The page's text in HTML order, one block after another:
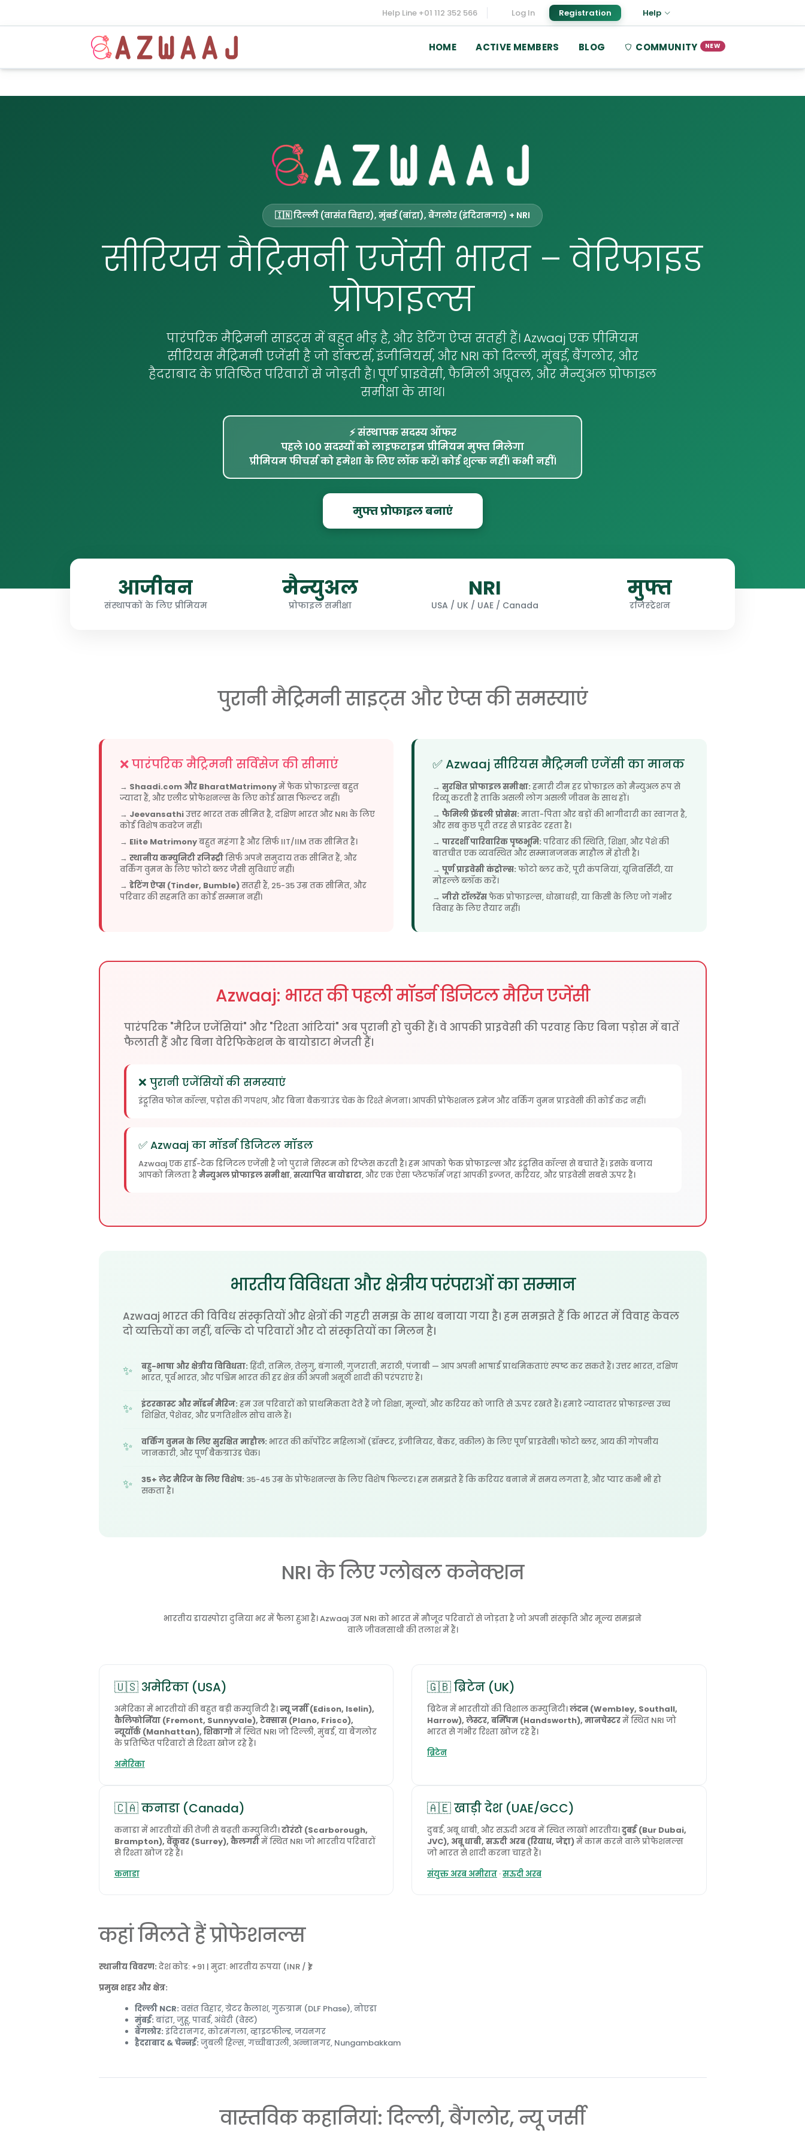
Help Line +01 112 352 566 Log In Registration Help
HOME ACTIVE MEMBERS BLOG COMMUNITY NEW
🇮🇳 दिल्ली (वासंत विहार), मुंबई (बांद्रा), बैंगलोर (इंदिरानगर) + NRI
सीरियस मैट्रिमनी एजेंसी भारत – वेरिफाइड
प्रोफाइल्स
पारंपरिक मैट्रिमनी साइट्स में बहुत भीड़ है, और डेटिंग ऐप्स सतही हैं। Azwaaj एक प्रीमियम
सीरियस मैट्रिमनी एजेंसी है जो डॉक्टर्स, इंजीनियर्स, और NRI को दिल्ली, मुंबई, बैंगलोर, और
हैदराबाद के प्रतिष्ठित परिवारों से जोड़ती है। पूर्ण प्राइवेसी, फैमिली अप्रूवल, और मैन्युअल प्रोफाइल
समीक्षा के साथ।
⚡ संस्थापक सदस्य ऑफर
पहले 100 सदस्यों को लाइफटाइम प्रीमियम मुफ्त मिलेगा
प्रीमियम फीचर्स को हमेशा के लिए लॉक करें। कोई शुल्क नहीं। कभी नहीं।
मुफ्त प्रोफाइल बनाएं
आजीवन
संस्थापकों के लिए प्रीमियम
मैन्युअल
प्रोफाइल समीक्षा
NRI
USA / UK / UAE / Canada
मुफ्त
रजिस्ट्रेशन
पुरानी मैट्रिमनी साइट्स और ऐप्स की समस्याएं
❌ पारंपरिक मैट्रिमनी सर्विसेज की सीमाएं
→ Shaadi.com और BharatMatrimonyमें फेक प्रोफाइल्स बहुत
ज्यादा हैं, और एलीट प्रोफेशनल्स के लिए कोई खास फिल्टर नहीं।
→ Jeevansathiउत्तर भारत तक सीमित है, दक्षिण भारत और NRI के लिए
कोई विशेष कवरेज नहीं।
→ Elite Matrimonyबहुत महंगा है और सिर्फ IIT/IIM तक सीमित है।
→ स्थानीय कम्युनिटी रजिस्ट्रीसिर्फ अपने समुदाय तक सीमित हैं, और
वर्किंग वुमन के लिए फोटो ब्लर जैसी सुविधाएं नहीं।
→ डेटिंग ऐप्स (Tinder, Bumble)सतही हैं, 25-35 उम्र तक सीमित, और
परिवार की सहमति का कोई सम्मान नहीं।
✅ Azwaaj सीरियस मैट्रिमनी एजेंसी का मानक
→ सुरक्षित प्रोफाइल समीक्षा: हमारी टीम हर प्रोफाइल को मैन्युअल रूप से
रिव्यू करती है ताकि असली लोग असली जीवन के साथ हों।
→ फैमिली फ्रेंडली प्रोसेस: माता-पिता और बड़ों की भागीदारी का स्वागत है,
और सब कुछ पूरी तरह से प्राइवेट रहता है।
→ पारदर्शी पारिवारिक पृष्ठभूमि: परिवार की स्थिति, शिक्षा, और पेशे की
बातचीत एक व्यवस्थित और सम्मानजनक माहौल में होती है।
→ पूर्ण प्राइवेसी कंट्रोल्स: फोटो ब्लर करें, पूरी कंपनियां, यूनिवर्सिटी, या
मोहल्ले ब्लॉक करें।
→ जीरो टॉलरेंसफेक प्रोफाइल्स, धोखाधड़ी, या किसी के लिए जो गंभीर
विवाह के लिए तैयार नहीं।
Azwaaj: भारत की पहली मॉडर्न डिजिटल मैरिज एजेंसी
पारंपरिक "मैरिज एजेंसियां" और "रिश्ता आंटियां" अब पुरानी हो चुकी हैं। वे आपकी प्राइवेसी की परवाह किए बिना पड़ोस में बातें
फैलाती हैं और बिना वेरिफिकेशन के बायोडाटा भेजती हैं।
❌ पुरानी एजेंसियों की समस्याएं
इंट्रूसिव फोन कॉल्स, पड़ोस की गपशप, और बिना बैकग्राउंड चेक के रिश्ते भेजना। आपकी प्रोफेशनल इमेज और वर्किंग वुमन प्राइवेसी की कोई कद्र नहीं।
✅ Azwaaj का मॉडर्न डिजिटल मॉडल
Azwaaj एक हाई-टेक डिजिटल एजेंसी है जो पुराने सिस्टम को रिप्लेस करती है। हम आपको फेक प्रोफाइल्स और इंट्रूसिव कॉल्स से बचाते हैं। इसके बजाय
आपको मिलता हैमैन्युअल प्रोफाइल समीक्षा,सत्यापित बायोडाटा, और एक ऐसा प्लेटफॉर्म जहां आपकी इज्जत, करियर, और प्राइवेसी सबसे ऊपर है।
भारतीय विविधता और क्षेत्रीय परंपराओं का सम्मान
Azwaaj भारत की विविध संस्कृतियों और क्षेत्रों की गहरी समझ के साथ बनाया गया है। हम समझते हैं कि भारत में विवाह केवल
दो व्यक्तियों का नहीं, बल्कि दो परिवारों और दो संस्कृतियों का मिलन है।
बहु-भाषा और क्षेत्रीय विविधता: हिंदी, तमिल, तेलुगु, बंगाली, गुजराती, मराठी, पंजाबी — आप अपनी भाषाई प्राथमिकताएं स्पष्ट कर सकते हैं। उत्तर भारत, दक्षिण
भारत, पूर्व भारत, और पश्चिम भारत की हर क्षेत्र की अपनी अनूठी शादी की परंपराएं हैं।
इंटरकास्ट और मॉडर्न मैरिज: हम उन परिवारों को प्राथमिकता देते हैं जो शिक्षा, मूल्यों, और करियर को जाति से ऊपर रखते हैं। हमारे ज्यादातर प्रोफाइल्स उच्च
शिक्षित, पेशेवर, और प्रगतिशील सोच वाले हैं।
वर्किंग वुमन के लिए सुरक्षित माहौल: भारत की कॉर्पोरेट महिलाओं (डॉक्टर, इंजीनियर, बैंकर, वकील) के लिए पूर्ण प्राइवेसी। फोटो ब्लर, आय की गोपनीय
जानकारी, और पूर्ण बैकग्राउंड चेक।
35+ लेट मैरिज के लिए विशेष: 35-45 उम्र के प्रोफेशनल्स के लिए विशेष फिल्टर। हम समझते हैं कि करियर बनाने में समय लगता है, और प्यार कभी भी हो
सकता है।
NRI के लिए ग्लोबल कनेक्शन
भारतीय डायस्पोरा दुनिया भर में फैला हुआ है। Azwaaj उन NRI को भारत में मौजूद परिवारों से जोड़ता है जो अपनी संस्कृति और मूल्य समझने
वाले जीवनसाथी की तलाश में हैं।
🇺🇸 अमेरिका (USA)
अमेरिका में भारतीयों की बहुत बड़ी कम्युनिटी है।न्यू जर्सी (Edison, Iselin),
कैलिफोर्निया (Fremont, Sunnyvale), टेक्सास (Plano, Frisco),
न्यूयॉर्क (Manhattan), शिकागोमें स्थित NRI जो दिल्ली, मुंबई, या बैंगलोर
के प्रतिष्ठित परिवारों से रिश्ता खोज रहे हैं।
अमेरिका
🇬🇧 ब्रिटेन (UK)
ब्रिटेन में भारतीयों की विशाल कम्युनिटी।लंदन (Wembley, Southall,
Harrow), लेस्टर, बर्मिंघम (Handsworth), मानचेस्टरमें स्थित NRI जो
भारत से गंभीर रिश्ता खोज रहे हैं।
ब्रिटेन
🇨🇦 कनाडा (Canada)
कनाडा में भारतीयों की तेजी से बढ़ती कम्युनिटी।टोरंटो (Scarborough,
Brampton), वैंकूवर (Surrey), कैलगरीमें स्थित NRI जो भारतीय परिवारों
से रिश्ता खोज रहे हैं।
कनाडा
🇦🇪 खाड़ी देश (UAE/GCC)
दुबई, अबू धाबी, और सऊदी अरब में स्थित लाखों भारतीय।दुबई (Bur Dubai,
JVC), अबू धाबी, सऊदी अरब (रियाध, जेद्दा)में काम करने वाले प्रोफेशनल्स
जो भारत से शादी करना चाहते हैं।
संयुक्त अरब अमीरात ·सऊदी अरब
कहां मिलते हैं प्रोफेशनल्स
स्थानीय विवरण: देश कोड: +91 | मुद्रा: भारतीय रुपया (INR / ₹)
प्रमुख शहर और क्षेत्र:
दिल्ली NCR: वसंत विहार, ग्रेटर कैलाश, गुरुग्राम (DLF Phase), नोएडा
मुंबई: बांद्रा, जुहू, पावई, अंधेरी (वेस्ट)
बैंगलोर: इंदिरानगर, कोरमंगला, व्हाइटफील्ड, जयनगर
हैदराबाद & चेन्नई: जुबली हिल्स, गच्चीबाउली, अन्नानगर, Nungambakkam
वास्तविक कहानियां: दिल्ली, बैंगलोर, न्यू जर्सी